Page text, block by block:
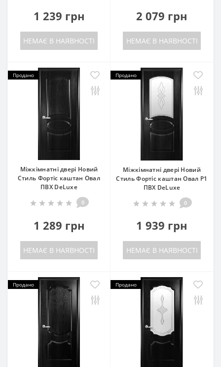
1 239 грн
НЕМАЄ В НАЯВНОСТІ
2 079 грн
НЕМАЄ В НАЯВНОСТІ
Продано
Міжкімнатні двері Новий
Стиль Фортіс каштан Овал
ПВХ DeLuxe
0
1 289 грн
НЕМАЄ В НАЯВНОСТІ
Продано
Міжкімнатні двері Новий
Стиль Фортіс каштан Овал P1
ПВХ DeLuxe
0
1 939 грн
НЕМАЄ В НАЯВНОСТІ
Продано Продано